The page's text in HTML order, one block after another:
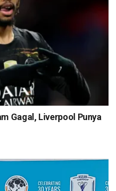
Gagal, Liverpool Punya